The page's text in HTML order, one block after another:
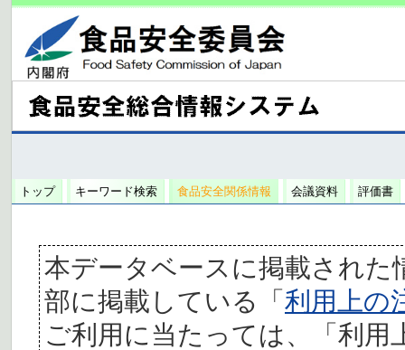
トップ キーワード検索 食品安全関係情報 会議資料 評価書
本データベースに掲載された
部に掲載している「利用上の
ご利用に当たっては、「利